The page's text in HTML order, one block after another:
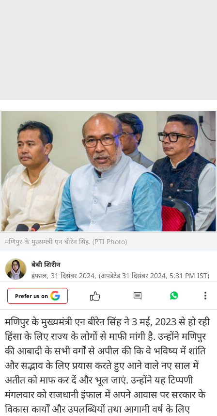
मणिपुर के मुख्यमंत्री एन बीरेन सिंह. (PTI Photo)
बेबी शिरीन
इंफाल, 31 दिसंबर 2024, (अपडेटेड 31 दिसंबर 2024, 5:31 PM IST)
Prefer us on
मणिपुर के मुख्यमंत्री एन बीरेन सिंह ने 3 मई, 2023 से हो रही
हिंसा के लिए राज्य के लोगों से माफी मांगी है. उन्होंने मणिपुर
की आबादी के सभी वर्गों से अपील की कि वे भविष्य में शांति
और सद्भाव के लिए प्रयास करते हुए आने वाले नए साल में
अतीत को माफ कर दें और भूल जाएं. उन्होंने यह टिप्पणी
मंगलवार को राजधानी इंफाल में अपने आवास पर सरकार के
विकास कार्यों और उपलब्धियों तथा आगामी वर्ष के लिए